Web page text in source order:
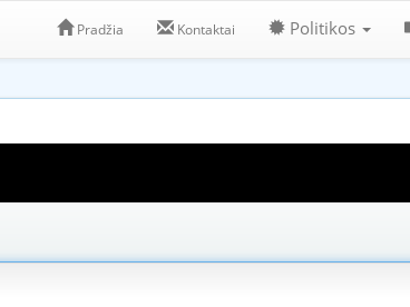
Pradžia Kontaktai Politikos